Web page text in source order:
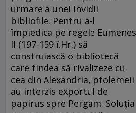
urmare a unei invidii
bibliofile. Pentru a-l
împiedica pe regele Eumenes
II (197-159 î.Hr.) să
construiască o bibliotecă
care tindea să rivalizeze cu
cea din Alexandria, ptolemeii
au interzis exportul de
papirus spre Pergam. Soluţia